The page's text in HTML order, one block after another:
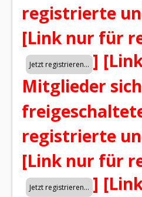
registrierte
[Link nur für
]
Mitglieder
registrierte
[Link nur für
]